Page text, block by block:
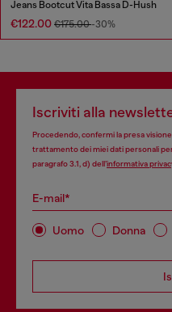
Jeans Bootcut Vita Bassa D-Hush
€122.00 €175.00-30%
Iscriviti alla
Procedendo, confermi la presa visione
trattamento dei miei dati personali
paragrafo 3.1, d) dell’informativa
E-mail*
Uomo Donna